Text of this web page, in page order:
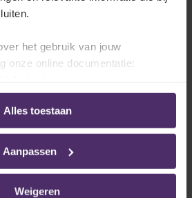
het gebruik van jouw
onze online documentatie:
Alles toestaan
Aanpassen
Weigeren
de sociaal